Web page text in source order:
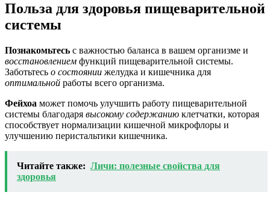
Польза для здоровья пищеварительной
системы
Познакомьтесь с важностью баланса в вашем организме и
восстановлением функций пищеварительной системы.
Заботьтесь о состоянии желудка и кишечника для
оптимальной работы всего организма.
Фейхоа может помочь улучшить работу пищеварительной
системы благодаря высокому содержанию клетчатки, которая
способствует нормализации кишечной микрофлоры и
улучшению перистальтики кишечника.
Читайте также: Личи: полезные свойства для
здоровья